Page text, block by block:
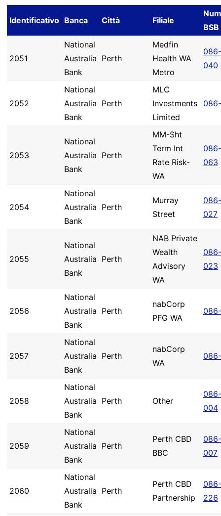
Identificativo Banca Città Filiale
BSB
2051
National
Australia
Bank
Perth
Medfin
Health WA
Metro
086-
040
2052
National
Australia
Bank
Perth
MLC
Investments
Limited
2053
National
Australia
Bank
Perth
MM-Sht
Term Int
Rate Risk-
WA
086-
063
2054
National
Australia
Bank
Perth
Murray
Street
086-
027
2055
National
Australia
Bank
Perth
NAB Private
Wealth
Advisory
WA
086-
023
2056
National
Australia
Bank
Perth
nabCorp
PFG WA
2057
National
Australia
Bank
Perth
nabCorp
WA
2058
National
Australia
Bank
Perth Other
086-
004
2059
National
Australia
Bank
Perth
Perth CBD
BBC
086-
007
2060
National
Australia
Bank
Perth
Perth CBD
Partnership
086-
226